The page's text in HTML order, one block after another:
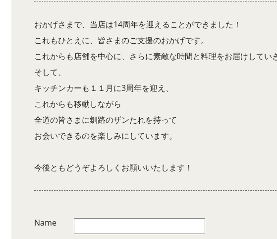
おかげさまで、当店は14周年を迎えることができました！
これもひとえに、皆さまのご支援のおかげです。
これからも店舗を中心に、さらに素敵な時間と料理をお届けしてい
そして、
キッチンカーも１１月に3周年を迎え、
これからも移動しながら
全道の皆さまに釧路のザンたれを持って
お会いできるのを楽しみにしています。
今後ともどうぞよろしくお願いいたします！
Name